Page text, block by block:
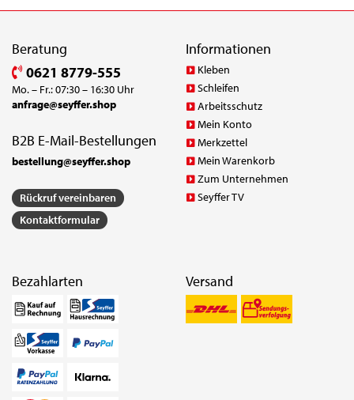
Beratung
0621 8779-555
Mo. – Fr.: 07:30 – 16:30 Uhr
anfrage@seyffer.shop
B2B E-Mail-Bestellungen
bestellung@seyffer.shop
Rückruf vereinbaren
Kontaktformular
Informationen
Kleben
Schleifen
Arbeitsschutz
Mein Konto
Merkzettel
Mein Warenkorb
Zum Unternehmen
Seyffer TV
Bezahlarten Versand